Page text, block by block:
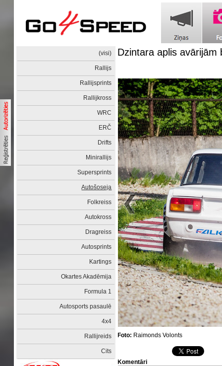
(visi)
Rallijs
Rallijsprints
Rallijkross
WRC
ERČ
Drifts
Minirallijs
Supersprints
Autošoseja
Folkreiss
Autokross
Dragreiss
Autosprints
Kartings
Okartes Akadēmija
Formula 1
Autosports pasaulē
4x4
Rallijreids
Cits
Dzintara aplis avārijām
Foto: Raimonds Volonts
Komentāri